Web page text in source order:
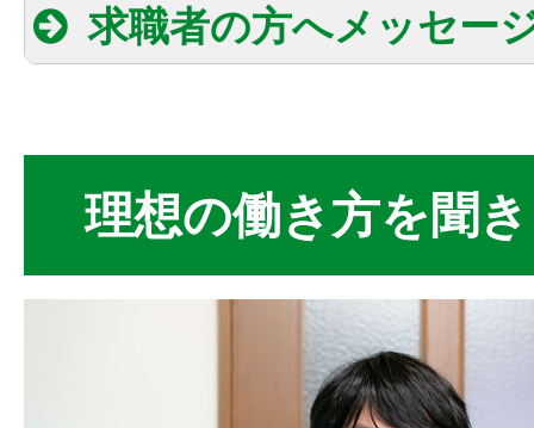
求職者の方へメッセー
理想の働き方を聞